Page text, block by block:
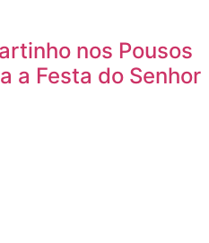
nos Pousos
a Festa do Senhor